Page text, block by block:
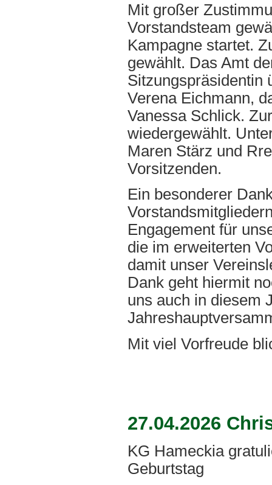
Mit großer
Vorstandsteam
Kampagne startet.
gewählt. Das Amt
Sitzungspräsidentin
Verena Eichmann,
Vanessa Schlick.
wiedergewählt.
Maren Stärz und
Vorsitzenden.
Ein besonderer
Engagement für
die im erweiterten
damit unser
Dank geht hiermit
uns auch in diesem
Mit viel Vorfreude
27.04.2026
KG Hameckia
Geburtstag